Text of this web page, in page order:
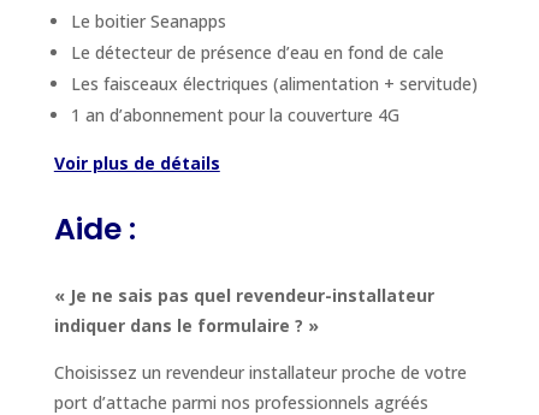
Le boitier Seanapps
Le détecteur de présence d’eau en fond de cale
Les faisceaux électriques (alimentation + servitude)
1 an d’abonnement pour la couverture 4G
Voir plus de détails
Aide :
« Je ne sais pas quel revendeur-installateur
indiquer dans le formulaire ? »
Choisissez un revendeur installateur proche de votre
port d’attache parmi nos professionnels agréés